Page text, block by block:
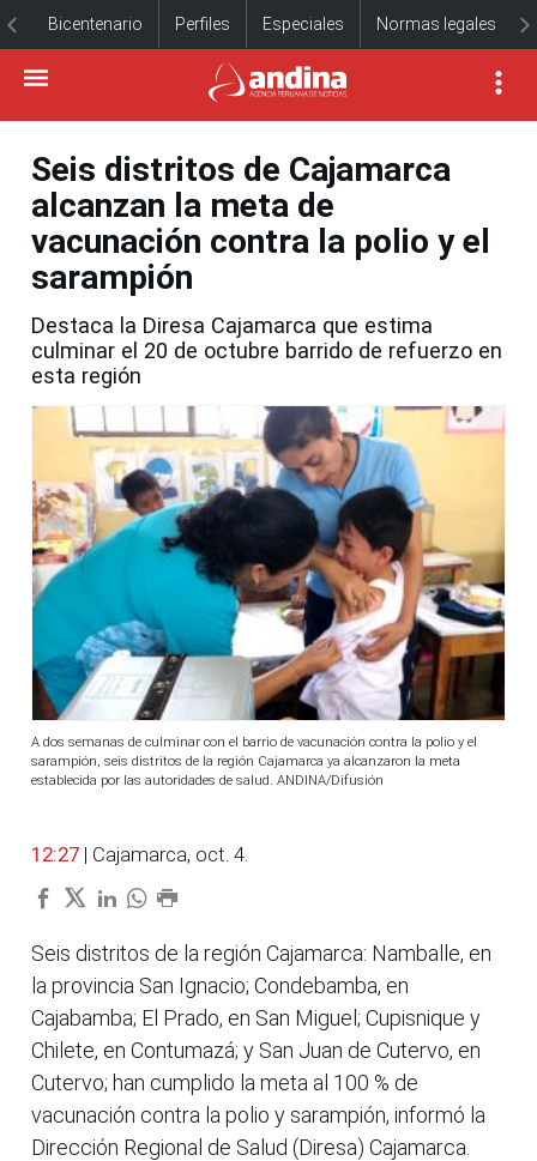
Bicentenario Perfiles Especiales Normas legales
Seis distritos de Cajamarca
alcanzan la meta de
vacunación contra la polio y el
sarampión
Destaca la Diresa Cajamarca que estima
culminar el 20 de octubre barrido de refuerzo en
esta región
A dos semanas de culminar con el barrio de vacunación contra la polio y el
sarampión, seis distritos de la región Cajamarca ya alcanzaron la meta
establecida por las autoridades de salud. ANDINA/Difusión
12:27 | Cajamarca, oct. 4.
Seis distritos de la región Cajamarca: Namballe, en
la provincia San Ignacio; Condebamba, en
Cajabamba; El Prado, en San Miguel; Cupisnique y
Chilete, en Contumazá; y San Juan de Cutervo, en
Cutervo; han cumplido la meta al 100 % de
vacunación contra la polio y sarampión, informó la
Dirección Regional de Salud (Diresa) Cajamarca.